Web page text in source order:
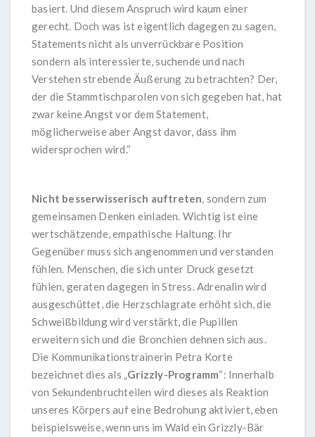
basiert. Und diesem Anspruch wird kaum einer
gerecht. Doch was ist eigentlich dagegen zu sagen,
Statements nicht als unverrückbare Position
sondern als interessierte, suchende und nach
Verstehen strebende Äußerung zu betrachten? Der,
der die Stammtischparolen von sich gegeben hat, hat
zwar keine Angst vor dem Statement,
möglicherweise aber Angst davor, dass ihm
widersprochen wird.“
Nicht besserwisserisch auftreten , sondern zum
gemeinsamen Denken einladen. Wichtig ist eine
wertschätzende, empathische Haltung. Ihr
Gegenüber muss sich angenommen und verstanden
fühlen. Menschen, die sich unter Druck gesetzt
fühlen, geraten dagegen in Stress. Adrenalin wird
ausgeschüttet, die Herzschlagrate erhöht sich, die
Schweißbildung wird verstärkt, die Pupillen
erweitern sich und die Bronchien dehnen sich aus.
Die Kommunikationstrainerin Petra Korte
bezeichnet dies als „ Grizzly-Programm“: Innerhalb
von Sekundenbruchteilen wird dieses als Reaktion
unseres Körpers auf eine Bedrohung aktiviert, eben
beispielsweise, wenn uns im Wald ein Grizzly-Bär